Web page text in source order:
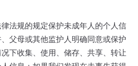
法规的规定保护未成年人的个人信
父母或其他监护人明确同意或保护
下收集、使用、储存、共享、转让